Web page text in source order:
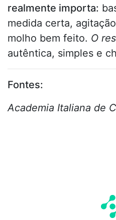
realmente importa:
medida certa,
molho bem feito. O
autêntica, simples e
Fontes:
Academia Italiana de